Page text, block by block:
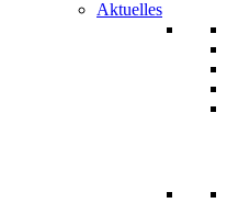
Aktuelles